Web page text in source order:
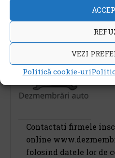
VEZI
Politică cookie-uri
Cum procedez daca vreau sa
dezmembrari auto?
Contactati firmele
online
folosind datele lor de